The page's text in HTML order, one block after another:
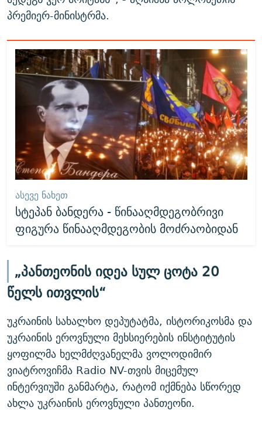
პრემიერ-მინისტრმა.
ᲐᲡᲔᲕᲔ ᲜᲐᲮᲔᲗ
სტეპან ბანდერა - წინააღმდეგობრივი
ფიგურა წინააღმდეგობის მოძრაობიდან
„პანთეონის იდეა სულ ცოტა 20
წელს ითვლის“
უკრაინის სახალხო დეპუტატმა, ისტორიკოსმა და
უკრაინის ეროვნული მეხსიერების ინსტიტუტის
ყოფილმა ხელმძღვანელმა ვოლოდიმირ
ვიატროვიჩმა Radio NV-თვის მიცემულ
ინტერვიუში განმარტა, რატომ იქმნება სწორედ
ახლა უკრაინის ეროვნული პანთეონი.